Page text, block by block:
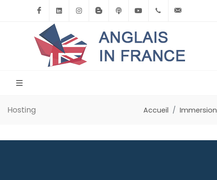
FacebookLinkedinInstagramBlogSpotPodcastYoutube
Hosting Accueil Immersion